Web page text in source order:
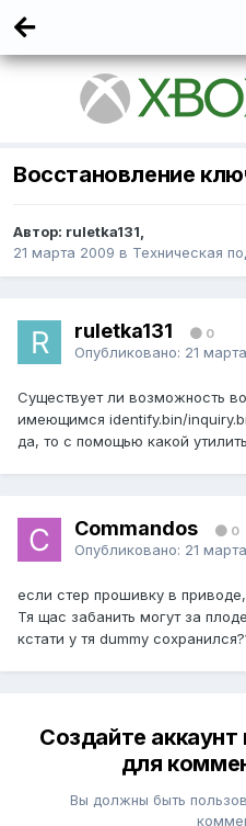
Восстановление
Автор: ruletka131,
21 марта 2009 в Техническая
ruletka131 0
Опубликовано: 21
Существует ли возможность
имеющимся identify.bin/
да, то с помощью какой
Commandos 0
Опубликовано: 21
если стер прошивку в приводе,
Тя щас забанить могут за
кстати у тя dummy
Создайте аккаунт
для
Вы должны быть